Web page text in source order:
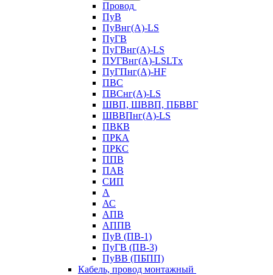
Провод
ПуВ
ПуВнг(А)-LS
ПуГВ
ПуГВнг(А)-LS
ПУГВнг(А)-LSLTx
ПуГПнг(А)-HF
ПВС
ПВСнг(А)-LS
ШВП, ШВВП, ПБВВГ
ШВВПнг(А)-LS
ПВКВ
ПРКА
ПРКС
ППВ
ПАВ
СИП
А
АС
АПВ
АППВ
ПуВ (ПВ-1)
ПуГВ (ПВ-3)
ПуВВ (ПБПП)
Кабель, провод монтажный